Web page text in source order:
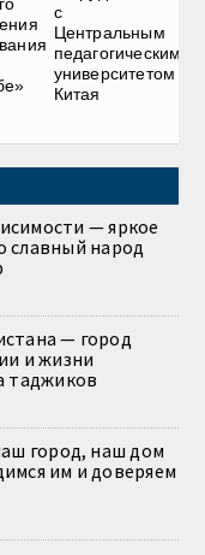
с
Центральным
педагогическим
университетом
Китая
— яркое
славный народ
— город
и жизни
таджиков
город, наш дом
им и доверяем